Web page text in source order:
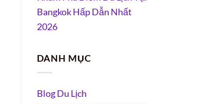
Bangkok Hấp Dẫn Nhất
2026
DANH MỤC
Blog Du Lịch